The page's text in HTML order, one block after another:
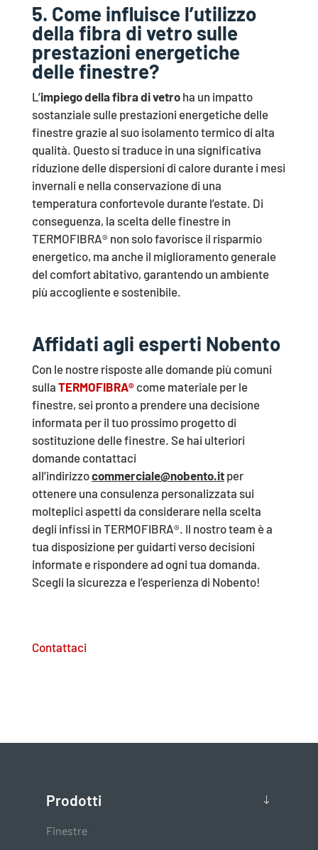
5. Come influisce l’utilizzo
della fibra di vetro sulle
prestazioni energetiche
delle finestre?
L’impiego della fibra di vetro ha un impatto
sostanziale sulle prestazioni energetiche delle
finestre grazie al suo isolamento termico di alta
qualità. Questo si traduce in una significativa
riduzione delle dispersioni di calore durante i mesi
invernali e nella conservazione di una
temperatura confortevole durante l’estate. Di
conseguenza, la scelta delle finestre in
TERMOFIBRA® non solo favorisce il risparmio
energetico, ma anche il miglioramento generale
del comfort abitativo, garantendo un ambiente
più accogliente e sostenibile.
Affidati agli esperti Nobento
Con le nostre risposte alle domande più comuni
sulla TERMOFIBRA®come materiale per le
finestre, sei pronto a prendere una decisione
informata per il tuo prossimo progetto di
sostituzione delle finestre. Se hai ulteriori
domande contattaci
all’indirizzocommerciale@nobento.itper
ottenere una consulenza personalizzata sui
molteplici aspetti da considerare nella scelta
degli infissi in TERMOFIBRA®. Il nostro team è a
tua disposizione per guidarti verso decisioni
informate e rispondere ad ogni tua domanda.
Scegli la sicurezza e l’esperienza di Nobento!
Contattaci
Prodotti
Finestre